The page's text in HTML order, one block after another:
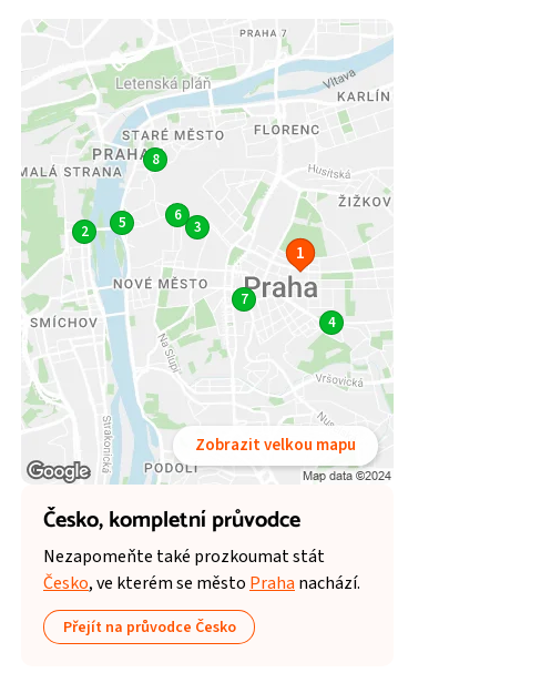
8
6
5 3
2
1
7
4
Zobrazit velkou mapu
Česko,kompletní průvodce
Nezapomeňte také prozkoumat stát
Česko, ve kterém se město Praha nachází.
Přejít na průvodce Česko